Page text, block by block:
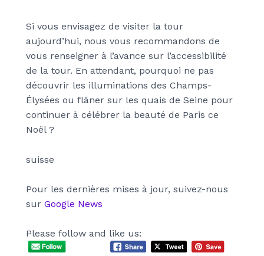
Si vous envisagez de visiter la tour
aujourd’hui, nous vous recommandons de
vous renseigner à l’avance sur l’accessibilité
de la tour. En attendant, pourquoi ne pas
découvrir les illuminations des Champs-
Élysées ou flâner sur les quais de Seine pour
continuer à célébrer la beauté de Paris ce
Noël ?
suisse
Pour les dernières mises à jour, suivez-nous
sur Google News
Please follow and like us: